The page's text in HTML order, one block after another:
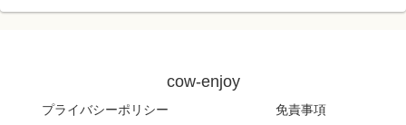
cow-enjoy
プライバシーポリシー
免責事項